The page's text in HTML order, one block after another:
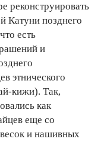
реконструировать
Катуни позднего
есть
и
этнического
кижи). Так,
как
еще со
и нашивных